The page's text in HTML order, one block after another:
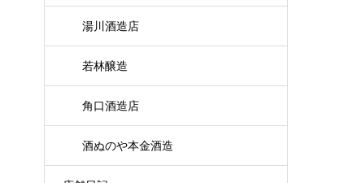
湯川酒造店
若林醸造
角口酒造店
酒ぬのや本金酒造